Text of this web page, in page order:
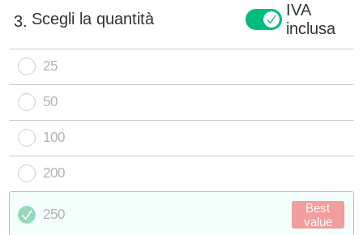
3. Scegli la quantità
IVA
inclusa
25
50
100
200
250
Best
value